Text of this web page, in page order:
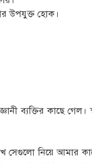
উপযুক্ত হোক।
কাছে গেল।
সেগুলো নিয়ে আমার